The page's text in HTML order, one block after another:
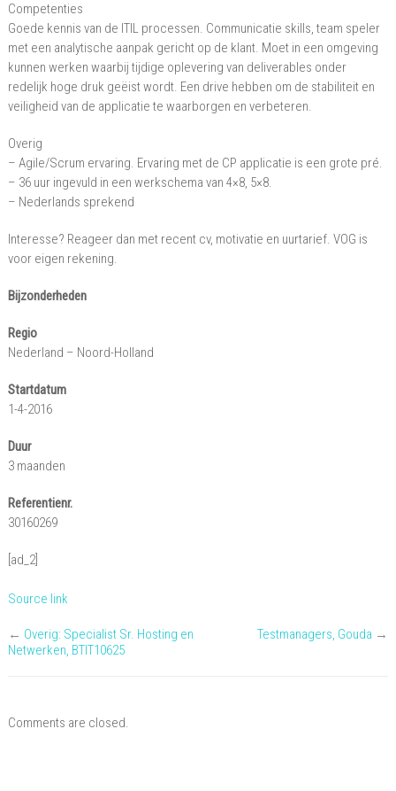
Competenties
Goede kennis van de ITIL processen. Communicatie skills, team speler
met een analytische aanpak gericht op de klant. Moet in een omgeving
kunnen werken waarbij tijdige oplevering van deliverables onder
redelijk hoge druk geëist wordt. Een drive hebben om de stabiliteit en
veiligheid van de applicatie te waarborgen en verbeteren.
Overig
– Agile/Scrum ervaring. Ervaring met de CP applicatie is een grote pré.
– 36 uur ingevuld in een werkschema van 4×8, 5×8.
– Nederlands sprekend
Interesse? Reageer dan met recent cv, motivatie en uurtarief. VOG is
voor eigen rekening.
Bijzonderheden
Regio
Nederland – Noord-Holland
Startdatum
1-4-2016
Duur
3 maanden
Referentienr.
30160269
[ad_2]
Source link
← Overig: Specialist Sr. Hosting en
Netwerken, BTIT10625
Testmanagers, Gouda →
Comments are closed.